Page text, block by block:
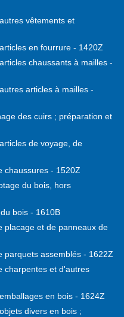
vêtements et
en fourrure - 1420Z
chaussants à mailles -
articles à mailles -
des cuirs ; préparation et
de voyage, de
chaussures - 1520Z
du bois, hors
bois - 1610B
placage et de panneaux de
parquets assemblés - 1622Z
charpentes et d'autres
en bois - 1624Z
divers en bois ;